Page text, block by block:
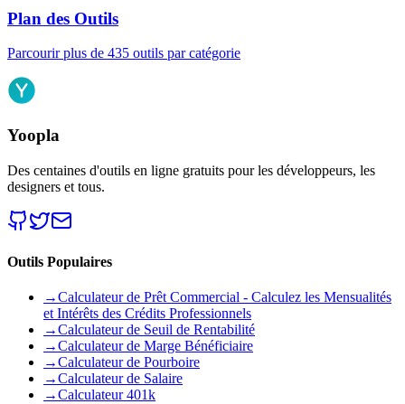
Plan des Outils
Parcourir plus de 435 outils par catégorie
Yoopla
Des centaines d'outils en ligne gratuits pour les développeurs, les
designers et tous.
Outils Populaires
→Calculateur de Prêt Commercial - Calculez les Mensualités
et Intérêts des Crédits Professionnels
→Calculateur de Seuil de Rentabilité
→Calculateur de Marge Bénéficiaire
→Calculateur de Pourboire
→Calculateur de Salaire
→Calculateur 401k